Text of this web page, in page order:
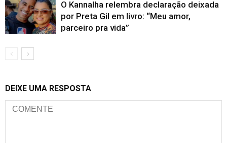
O Kannalha relembra declaração deixada
por Preta Gil em livro: “Meu amor,
parceiro pra vida”
DEIXE UMA RESPOSTA